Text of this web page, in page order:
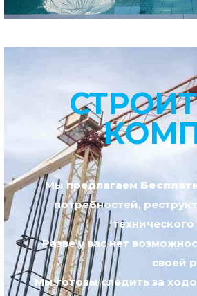
Мы предлагаем
потребностей,
Разве у вас нет
своей
Мы готовы следить за